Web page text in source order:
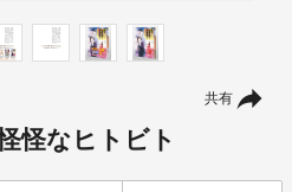
共有
怪なヒトビト